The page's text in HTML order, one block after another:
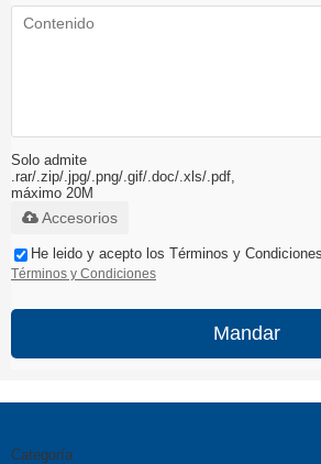
Solo admite
.rar/.zip/.jpg/.png/.gif/.doc/.xls/.pdf,
máximo 20M
Accesorios
He leido y acepto los Términos y
Términos y Condiciones
Mandar
Categoría